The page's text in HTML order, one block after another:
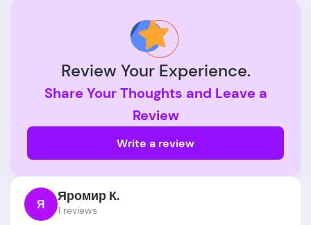
Review Your Experience.
Share Your Thoughts and Leave a
Review
Write a review
Я Яромир К.
1 reviews